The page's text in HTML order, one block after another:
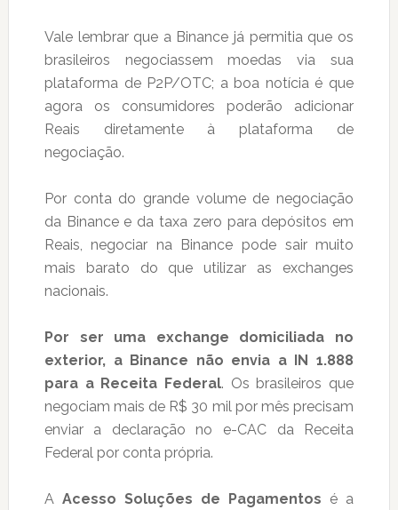
Vale lembrar que a Binance já permitia que os
brasileiros negociassem moedas via sua
plataforma de P2P/OTC; a boa notícia é que
agora os consumidores poderão adicionar
Reais diretamente à plataforma de
negociação.
Por conta do grande volume de negociação
da Binance e da taxa zero para depósitos em
Reais, negociar na Binance pode sair muito
mais barato do que utilizar as exchanges
nacionais.
Por ser uma exchange domiciliada no
exterior, a Binance não envia a IN 1.888
para a Receita Federal. Os brasileiros que
negociam mais de R$ 30 mil por mês precisam
enviar a declaração no e-CAC da Receita
Federal por conta própria.
A Acesso Soluções de Pagamentos é a